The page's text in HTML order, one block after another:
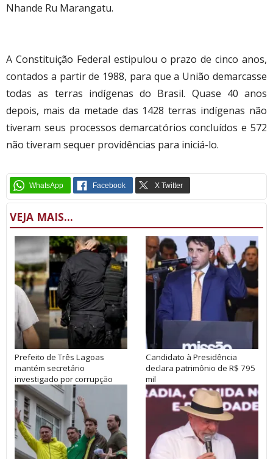
Nhande Ru Marangatu.
A Constituição Federal estipulou o prazo de cinco anos,
contados a partir de 1988, para que a União demarcasse
todas as terras indígenas do Brasil. Quase 40 anos
depois, mais da metade das 1428 terras indígenas não
tiveram seus processos demarcatórios concluídos e 572
não tiveram sequer providências para iniciá-lo.
VEJA MAIS...
Prefeito de Três Lagoas
mantém secretário
investigado por corrupção
Candidato à Presidência
declara patrimônio de R$ 795
mil